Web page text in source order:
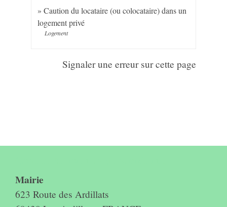
Caution du locataire (ou colocataire) dans un
logement privé
Logement
Signaler une erreur sur cette page
Mairie
623 Route des Ardillats